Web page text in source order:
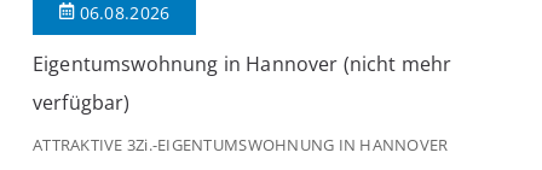
06.08.2026
Eigentumswohnung in Hannover (nicht mehr
verfügbar)
ATTRAKTIVE 3Zi.-EIGENTUMSWOHNUNG IN HANNOVER